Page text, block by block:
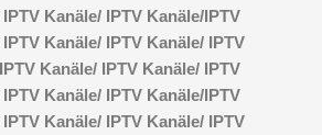
IPTV Kanäle/ IPTV Kanäle/ IPTV
IPTV Kanäle/ IPTV Kanäle/
IPTV
IPTV Kanäle/ IPTV Kanäle/
IPTV
IPTV Kanäle/ IPTV Kanäle/ IPTV
IPTV Kanäle/ IPTV Kanäle/
IPTV